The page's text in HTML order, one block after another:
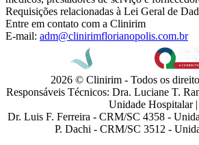
Requisições relacionadas à Lei Geral de
Entre em contato com a Clinirim
E-mail: adm@clinirimflorianopolis.com.br
2026 © Clinirim - Todos os
Responsáveis Técnicos: Dra. Luciane T.
Unidade Hospitalar |
Dr. Luis F. Ferreira - CRM/SC 4358 -
P. Dachi - CRM/SC 3512 -